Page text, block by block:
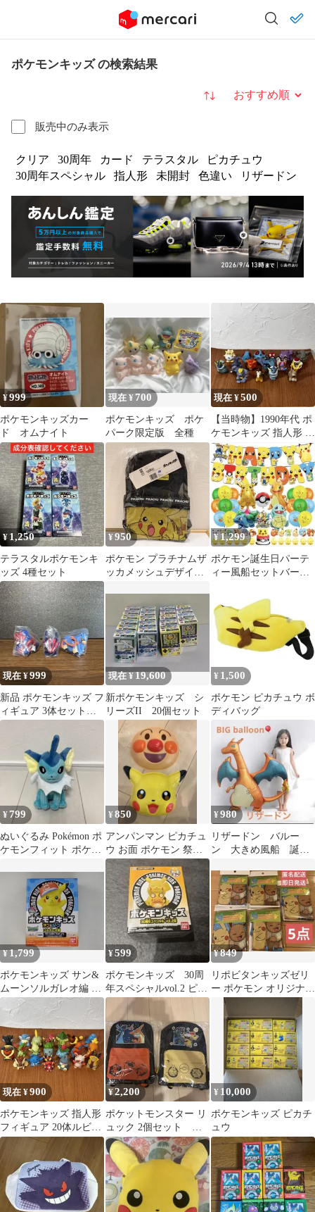
ポケモンキッズ の検索結果
販売中のみ表示
並び替え
クリア 30周年 カード テラスタル
ピカチュウ
30周年スペシャル
指人形 未開封 色違い リザードン
¥999
ポケモンキッズカー
ド オムナイト
現在 ¥ 700
ポケモンキッズ ポケ
パーク限定版 全種
現在 ¥500
【当時物】1990年代 ポ
ケモンキッズ 指人形 16
体セット 初代 レトロ
希少
¥ 1,250
テラスタルポケモンキ
ッズ 4種セット
¥950
ポケモン プラチナムザ
ッカメッシュデザイン
¥1,299
ポケモン誕生日パーテ
ィー風船セットバース
ンキャラクター
現在 ¥999
新品 ポケモンキッズ フ
ィギュア 3体セット
ザシアン ザマゼンタ ム
現在 ¥19,600
新ポケモンキッズ シ
リーズII 20個セット
¥ 1,500
ポケモン ピカチュウ ボ
ディバッグ
¥799
ぬいぐるみ Pokémon ポ
ケモンフィット ポケモ
¥850
アンパンマン ピカチュ
ウ お面 ポケモン 祭り
用品
¥980
リザードン バルー
ン 大きめ風船 誕生
ラゴン 風船 ポケモ
ン
¥1,799
ポケモンキッズ サン&
ムーンソルガレオ編 指
人形 サトシのピカチュ
ウ
¥599
ポケモンキッズ 30周
年スペシャルvol.2 ピカ
チュウ&デデンネ
¥849
リポビタンキッズゼリ
ー ポケモン オリジナル
バッグ 5個 ピカチュウ
イーブイ
現在 ¥900
ポケモンキッズ 指人形
フィギュア 20体ルビー
サファイア ダイヤモン
ド パール
¥2,200
ポケットモンスター リ
ュック 2個セット ポ
ケモン
¥ 10,000
ポケモンキッズ ピカチ
ュウ